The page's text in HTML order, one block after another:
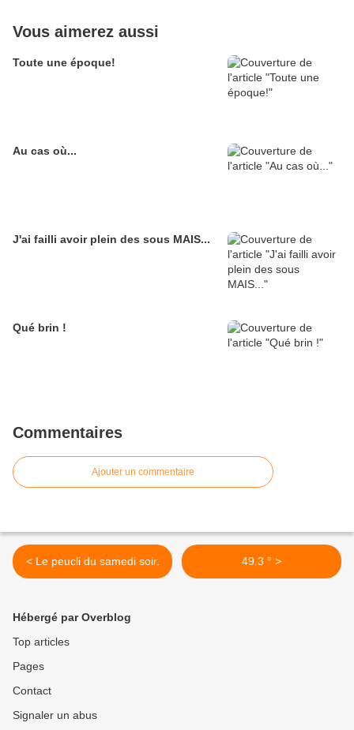
Vous aimerez aussi
Toute une époque!
Au cas où...
J'ai failli avoir plein des sous MAIS...
Qué brin !
Commentaires
Ajouter un commentaire
< Le peucli du samedi soir. 49.3 ° >
Hébergé par Overblog
Top articles
Pages
Contact
Signaler un abus